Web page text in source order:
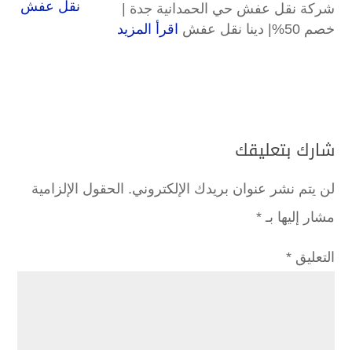
شركة نقل عفش حي الحمدانية جدة |
خصم 50%| دينا نقل عفش
اقرأ المزيد
شارك بتعليقك
لن يتم نشر عنوان بريدك الإلكتروني. الحقول الإلزامية
مشار إليها بـ *
التعليق *